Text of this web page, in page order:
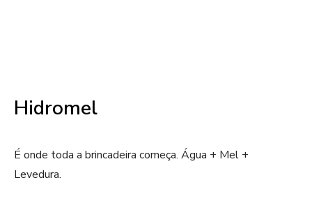
Hidromel
É onde toda a brincadeira começa. Água + Mel +
Levedura.